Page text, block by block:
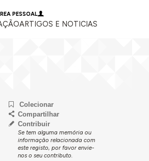
PESSOAL
ARTIGOS E NOTICIAS
Colecionar
Compartilhar
Contribuir
Se tem alguma memória ou
informação relacionada com
este registo, por favor envie-
nos o seu contributo.